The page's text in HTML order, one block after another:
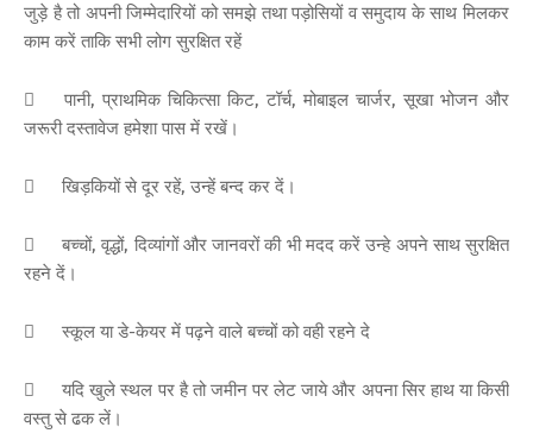
जुड़े है तो अपनी जिम्मेदारियों को समझे तथा पड़ोसियों व समुदाय के साथ मिलकर
काम करें ताकि सभी लोग सुरक्षित रहें

पानी, प्राथमिक चिकित्सा किट, टॉर्च, मोबाइल चार्जर, सूखा भोजन और
जरूरी दस्तावेज हमेशा पास में रखें।
 खिड़कियों से दूर रहें, उन्हें बन्द कर दें।

बच्चों, वृद्धों, दिव्यांगों और जानवरों की भी मदद करें उन्हे अपने साथ सुरक्षित
रहने दें।
 स्कूल या डे-केयर में पढ़ने वाले बच्चों को वही रहने दे

यदि खुले स्थल पर है तो जमीन पर लेट जाये और अपना सिर हाथ या किसी
वस्तु से ढक लें।